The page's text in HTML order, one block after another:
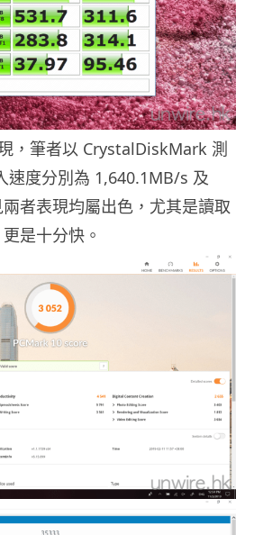
，筆者以 CrystalDiskMark 測
速度分別為 1,640.1MB/s 及
者表現均屬出色，尤其是讀取
更是十分快。